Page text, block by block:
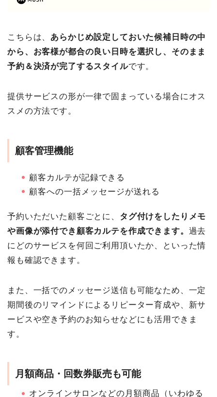
こちらは、 あらかじめ設定しておいた候補日時の中
から、お客様が都合の良い日時を選択し、そのまま
予約＆決済が完了するスタイルです。
提供サービスの形が一律で固まっている場合にオス
スメの方法です。
顧客管理機能
顧客カルテが記録できる
顧客への一括メッセージが送れる
予約いただいた顧客ごとに、 タグ付けをしたりメモ
や画像が添付でき顧客カルテを作成できます。 過去
にどのサービスを何回ご利用頂いたか、といった情
報も確認できます。
また、一括でのメッセージ送信も可能なため、一定
期間後のリマインドによるリピーター育成や、新サ
ービスや空き予約のお知らせなどにも活用できま
す。
月額商品・回数券販売も可能
オンラインサロンなどの月額商品（いわゆる